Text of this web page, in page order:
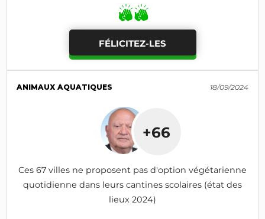
FÉLICITEZ-LES
ANIMAUX AQUATIQUES 18/09/2024
+66
Ces 67 villes ne proposent pas d'option végétarienne
quotidienne dans leurs cantines scolaires (état des
lieux 2024)